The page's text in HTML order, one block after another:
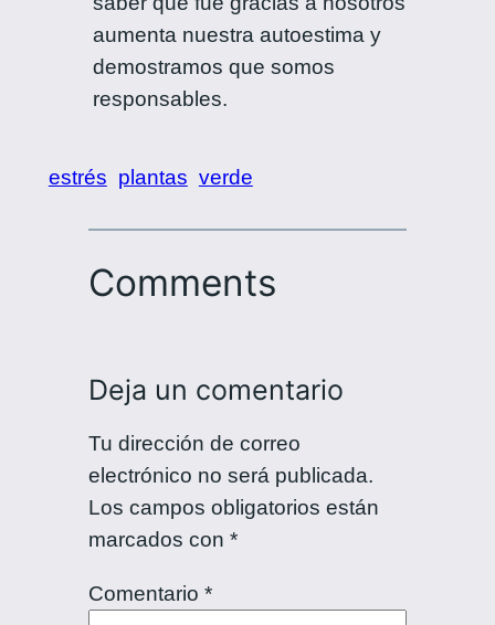
aumenta nuestra autoestima y
demostramos que somos
responsables.
estrés plantas verde
Comments
Deja un comentario
Tu dirección de correo
electrónico no será publicada.
Los campos obligatorios están
marcados con *
Comentario *